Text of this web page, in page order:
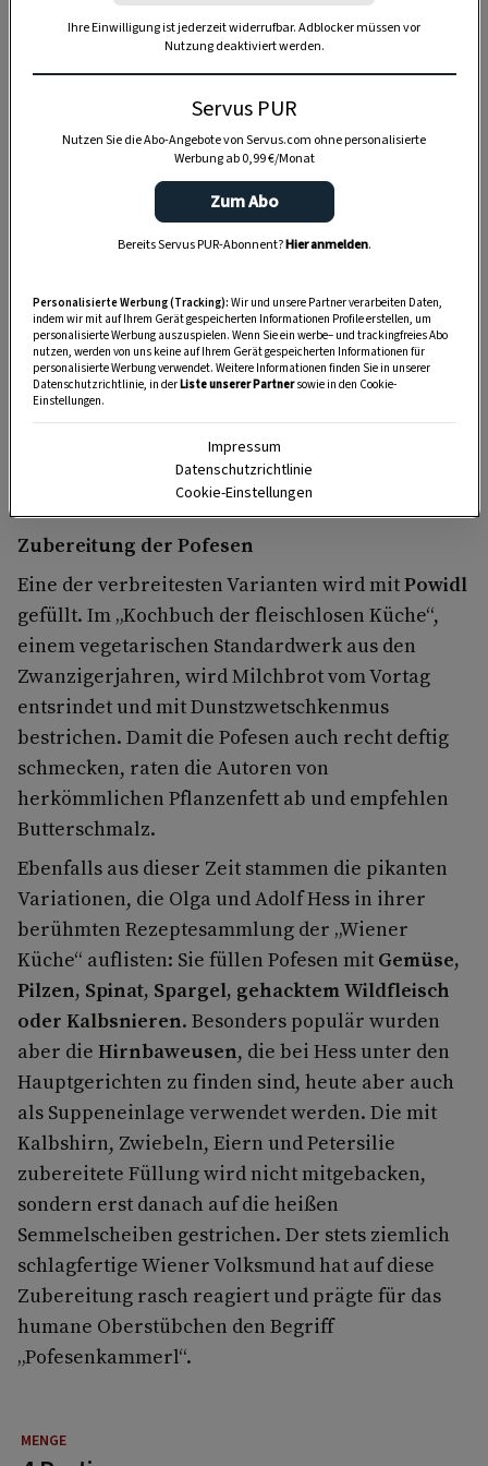
Pofesen sind überlebende Relikte der Kochkunst.
Schon Marcus Gavius Apicius erwähnt im ersten
nachchristlichen Jahrhundert ein Gericht, das
auf in Milch eingeweichten und dann
gebratenem Weizengebäck basiert. Der
legendäre römische Gourmet überzog die
antiken Milchschnitten mit Honig. In einem
späteren Kochbuch aus dem 14. Jahrhundert
zumindest für zwei der Namen für diese Speise
verantwortlich sind. Demnach geht auch der
Begriff Pofese auf einen rechteckigen Schild
zurück, den Fußsoldaten, also arme Ritter ohne
Pferd und Wagen, zu ihrem Schutz verwendeten.
Der rechteckige schutz vor feindlichen Pfeilen
wurd nach deritalienischen Stadt Pavia „Pavese“
Zubereitung der Pofesen
Eine der verbreitesten Varianten wird mitPowidl
gefüllt. Im „Kochbuch der fleischlosen Küche“,
einem vegetarischen Standardwerk aus den
Zwanzigerjahren, wird Milchbrot vom Vortag
entsrindet und mit Dunstzwetschkenmus
bestrichen. Damit die Pofesen auch recht deftig
schmecken, raten die Autoren von
herkömmlichen Pflanzenfett ab und empfehlen
Butterschmalz.
Ebenfalls aus dieser Zeit stammen die pikanten
Variationen, die Olga und Adolf Hess in ihrer
berühmten Rezeptesammlung der „Wiener
Küche“ auflisten: Sie füllen Pofesen mit Gemüse,
Pilzen, Spinat, Spargel, gehacktem Wildfleisch
oder Kalbsnieren. Besonders populär wurden
aber die Hirnbaweusen, die bei Hess unter den
Hauptgerichten zu finden sind, heute aber auch
als Suppeneinlage verwendet werden. Die mit
Kalbshirn, Zwiebeln, Eiern und Petersilie
zubereitete Füllung wird nicht mitgebacken,
sondern erst danach auf die heißen
Semmelscheiben gestrichen. Der stets ziemlich
schlagfertige Wiener Volksmund hat auf diese
Zubereitung rasch reagiert und prägte für das
humane Oberstübchen den Begriff
„Pofesenkammerl“.
Ihre Einwilligung ist jederzeit widerrufbar. Adblocker müssen vor
Nutzung deaktiviert werden.
Servus PUR
Nutzen Sie die Abo-Angebote von Servus.com ohne personalisierte
Werbung ab 0,99 €/Monat
Zum Abo
Bereits Servus PUR-Abonnent?Hier anmelden.
Personalisierte Werbung (Tracking): Wir und unsere Partner verarbeiten Daten,
indem wir mit auf Ihrem Gerät gespeicherten Informationen Profile erstellen, um
personalisierte Werbung auszuspielen. Wenn Sie ein werbe– und trackingfreies Abo
nutzen, werden von uns keine auf Ihrem Gerät gespeicherten Informationen für
personalisierte Werbung verwendet. Weitere Informationen finden Sie in unserer
Datenschutzrichtlinie, in derListe unserer Partnersowie in den Cookie-
Einstellungen.
Impressum
Datenschutzrichtlinie
Cookie-Einstellungen